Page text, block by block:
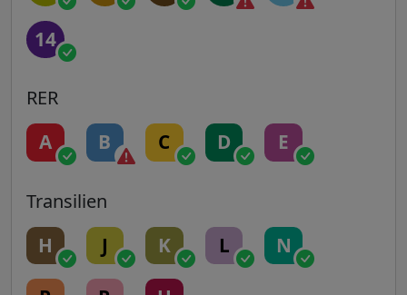
14
RER
A B C D E
Transilien
H J K L N